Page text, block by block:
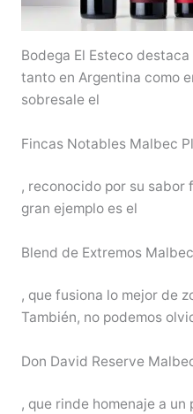
Bodega El Esteco
tanto en Argentina como
sobresale el
Fincas Notables Malbec
, reconocido por su sabor
gran ejemplo es el
Blend de Extremos Malbec
, que fusiona lo mejor de
También, no podemos
Don David Reserve
, que rinde homenaje a